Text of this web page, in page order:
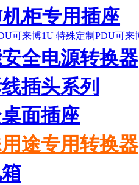
柜专用插座
可来博1U 特殊定制PDU可来
全电源转换器
插头系列
面插座
途专用转换器